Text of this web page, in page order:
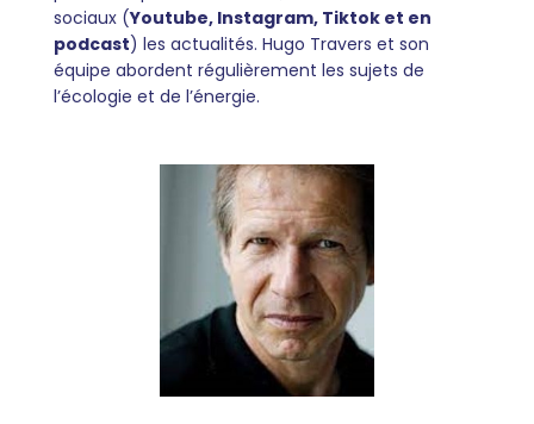
sociaux (Youtube, Instagram, Tiktok et en
podcast) les actualités. Hugo Travers et son
équipe abordent régulièrement les sujets de
l’écologie et de l’énergie.